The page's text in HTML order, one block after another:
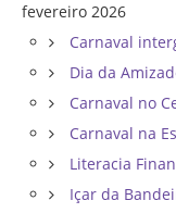
fevereiro 2026
Carnaval
Dia da
Carnaval no
Carnaval na
Literacia
Içar da